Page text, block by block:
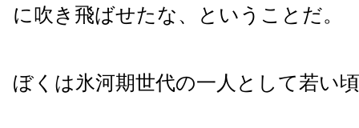
に吹き飛ばせたな、ということだ。
ぼくは氷河期世代の一人として若い